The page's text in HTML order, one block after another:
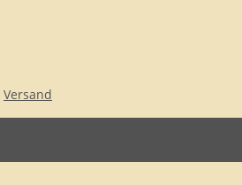
Versand